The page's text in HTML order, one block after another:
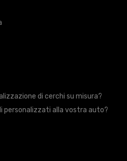
di cerchi su misura?
personalizzati alla vostra auto?